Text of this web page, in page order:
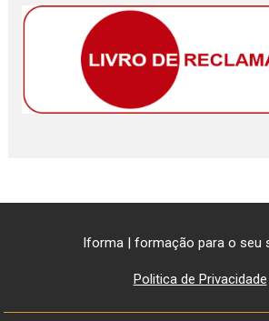
Iforma | formação para o seu
Politica de Privacidade